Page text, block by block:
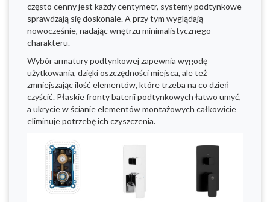
często cenny jest każdy centymetr, systemy podtynkowe
sprawdzają się doskonale. A przy tym wyglądają
nowocześnie, nadając wnętrzu minimalistycznego
charakteru.
Wybór armatury podtynkowej zapewnia wygodę
użytkowania, dzięki oszczędności miejsca, ale też
zmniejszając ilość elementów, które trzeba na co dzień
czyścić. Płaskie fronty baterii podtynkowych łatwo umyć,
a ukrycie w ścianie elementów montażowych całkowicie
eliminuje potrzebę ich czyszczenia.